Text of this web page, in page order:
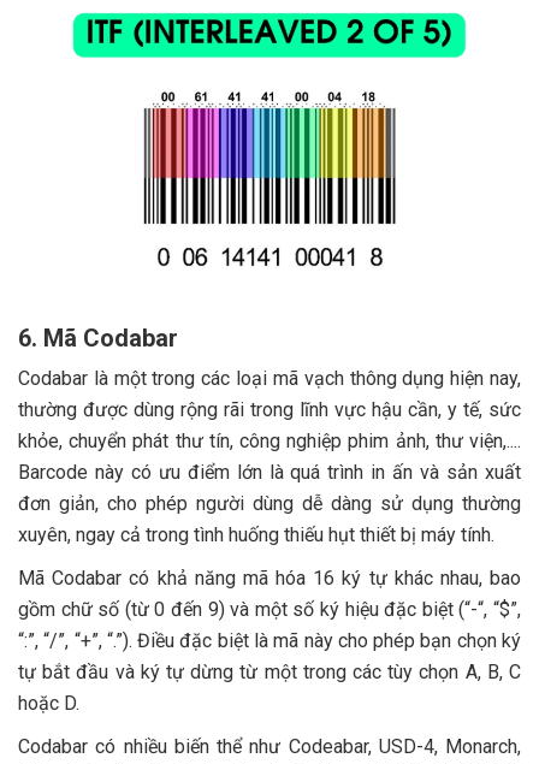
6. Mã Codabar
Codabar là một trong các loại mã vạch thông dụng hiện nay,
thường được dùng rộng rãi trong lĩnh vực hậu cần, y tế, sức
khỏe, chuyển phát thư tín, công nghiệp phim ảnh, thư viện,....
Barcode này có ưu điểm lớn là quá trình in ấn và sản xuất
đơn giản, cho phép người dùng dễ dàng sử dụng thường
xuyên, ngay cả trong tình huống thiếu hụt thiết bị máy tính.
Mã Codabar có khả năng mã hóa 16 ký tự khác nhau, bao
gồm chữ số (từ 0 đến 9) và một số ký hiệu đặc biệt (“-“, “$”,
“:”, “/”, “+”, “.”). Điều đặc biệt là mã này cho phép bạn chọn ký
tự bắt đầu và ký tự dừng từ một trong các tùy chọn A, B, C
hoặc D.
Codabar có nhiều biến thể như Codeabar, USD-4, Monarch,